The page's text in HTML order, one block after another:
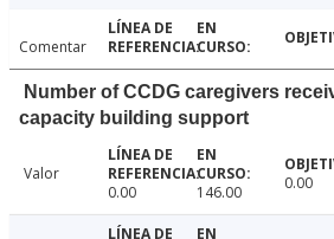
Comentar
Number of CCDG caregivers
capacity building support
Valor
0.00
146.00 0.00